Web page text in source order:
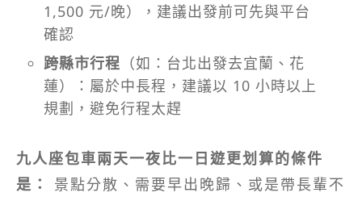
1,500 元/晚），建議出發前可先與平台
確認
跨縣市行程 （如：台北出發去宜蘭、花
蓮）：屬於中長程，建議以 10 小時以上
規劃，避免行程太趕
九人座包車兩天一夜比一日遊更划算的條件
是：
景點分散、需要早出晚歸、或是帶長輩不